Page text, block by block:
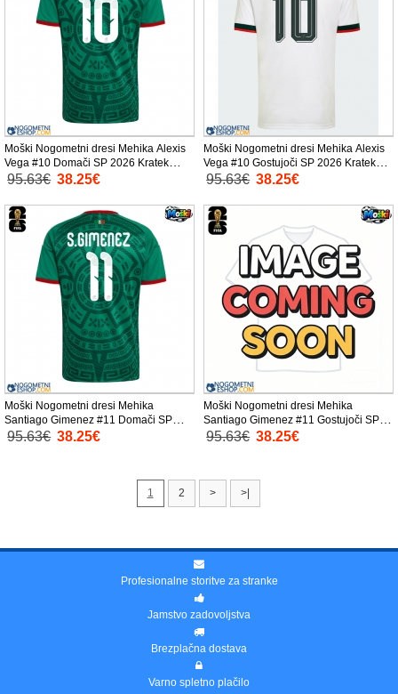
Moški Nogometni dresi Mehika Alexis
Vega #10 Domači SP 2026 Kratek
Rokav
95.63€ 38.25€
Moški Nogometni dresi Mehika Alexis
Vega #10 Gostujoči SP 2026 Kratek
Rokav
95.63€ 38.25€
Moški Nogometni dresi Mehika
Santiago Gimenez #11 Domači SP
2026 Kratek Rokav
95.63€ 38.25€
Moški Nogometni dresi Mehika
Santiago Gimenez #11 Gostujoči SP
2026 Kratek Rokav
95.63€ 38.25€
1 2 > >|
Profesionalne storitve za stranke
Jamstvo zadovoljstva
Brezplačna dostava
Varno spletno plačilo